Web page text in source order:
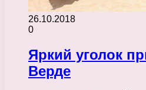
26.10.2018
0
Яркий уголок
Верде